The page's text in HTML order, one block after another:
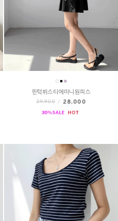
핀턱뷔스티에미니원피스
39,900 / 28,000